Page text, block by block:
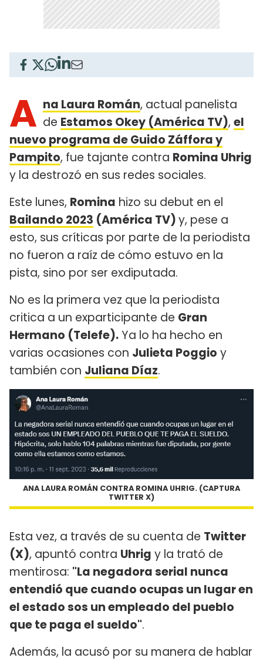
A na Laura Román, actual panelista
de Estamos Okey (América TV), el
nuevo programa de Guido Záffora y
Pampito, fue tajante contra Romina Uhrig
y la destrozó en sus redes sociales.
Este lunes, Romina hizo su debut en el
Bailando 2023 (América TV)y, pese a
esto, sus críticas por parte de la periodista
no fueron a raíz de cómo estuvo en la
pista, sino por ser exdiputada.
No es la primera vez que la periodista
critica a un exparticipante de Gran
Hermano (Telefe).Ya lo ha hecho en
varias ocasiones con Julieta Poggio y
también con Juliana Díaz.
ANA LAURA ROMÁN CONTRA ROMINA UHRIG. (CAPTURA
TWITTER X)
Esta vez, a través de su cuenta de Twitter
(X), apuntó contra Uhrig y la trató de
mentirosa: "La negadora serial nunca
entendió que cuando ocupas un lugar en
el estado sos un empleado del pueblo
que te paga el sueldo".
Además, la acusó por su manera de hablar